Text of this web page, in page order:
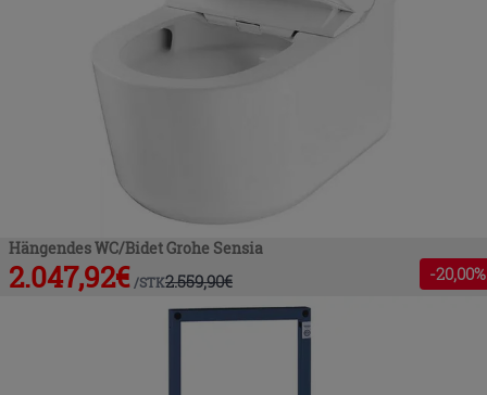
Hängendes WC/Bidet Grohe Sensia
2.047,92€ /STK2.559,90€ -20,00%